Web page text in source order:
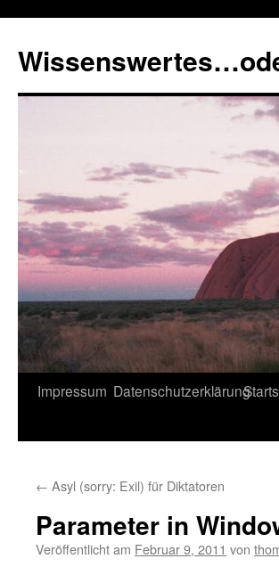
springen
Impressum Datenschutzerklärung
← Asyl (sorry: Exil) für Diktatoren
Parameter in
Veröffentlicht am Februar 9, 2011 von